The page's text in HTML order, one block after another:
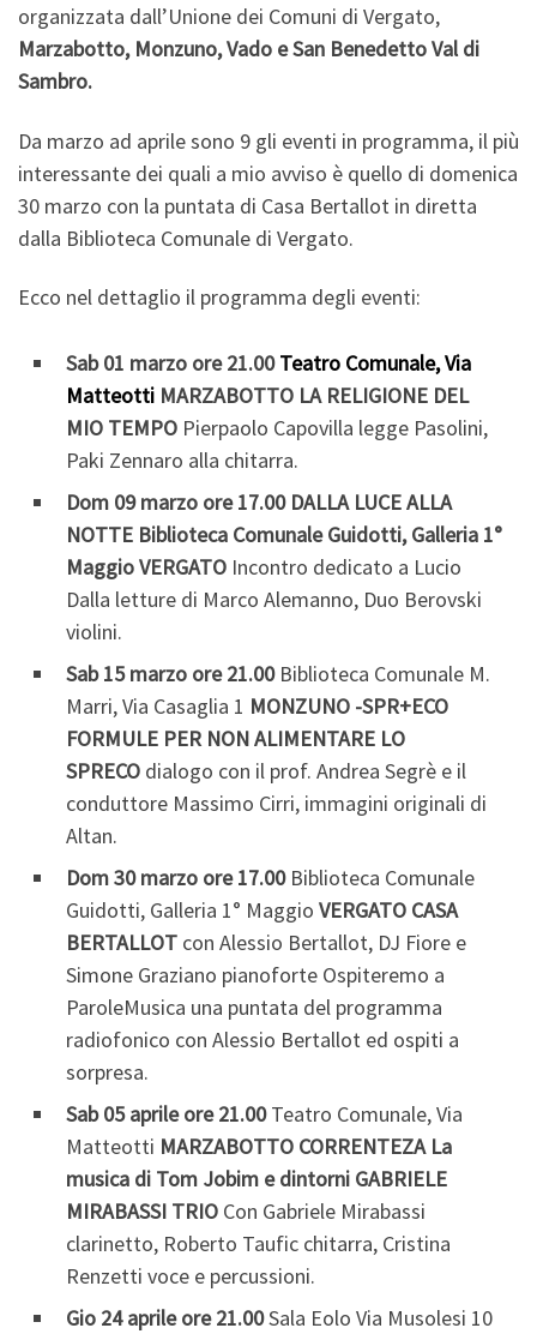
organizzata dall’Unione dei Comuni di Vergato,
Marzabotto, Monzuno, Vado e San Benedetto Val di
Sambro.
Da marzo ad aprile sono 9 gli eventi in programma, il più
interessante dei quali a mio avviso è quello di domenica
30 marzo con la puntata di Casa Bertallot in diretta
dalla Biblioteca Comunale di Vergato.
Ecco nel dettaglio il programma degli eventi:
Sab 01 marzo ore 21.00Teatro Comunale, Via
Matteotti MARZABOTTO LA RELIGIONE DEL
MIO TEMPO Pierpaolo Capovilla legge Pasolini,
Paki Zennaro alla chitarra.
Dom 09 marzo ore 17.00 DALLA LUCE ALLA
NOTTE Biblioteca Comunale Guidotti, Galleria 1°
MaggioVERGATO Incontro dedicato a Lucio
Dalla letture di Marco Alemanno, Duo Berovski
violini.
Sab 15 marzo ore 21.00Biblioteca Comunale M.
Marri, Via Casaglia 1 MONZUNO -SPR+ECO
FORMULE PER NON ALIMENTARE LO
SPRECO dialogo con il prof. Andrea Segrè e il
conduttore Massimo Cirri, immagini originali di
Altan.
Dom 30 marzo ore 17.00Biblioteca Comunale
Guidotti, Galleria 1° Maggio VERGATO CASA
BERTALLOT con Alessio Bertallot, DJ Fiore e
Simone Graziano pianoforte Ospiteremo a
ParoleMusica una puntata del programma
radiofonico con Alessio Bertallot ed ospiti a
sorpresa.
Sab 05 aprile ore 21.00Teatro Comunale, Via
Matteotti MARZABOTTO CORRENTEZA La
musica di Tom Jobim e dintorni GABRIELE
MIRABASSI TRIO Con Gabriele Mirabassi
clarinetto, Roberto Taufic chitarra, Cristina
Renzetti voce e percussioni.
Gio 24 aprile ore 21.00Sala Eolo Via Musolesi 10